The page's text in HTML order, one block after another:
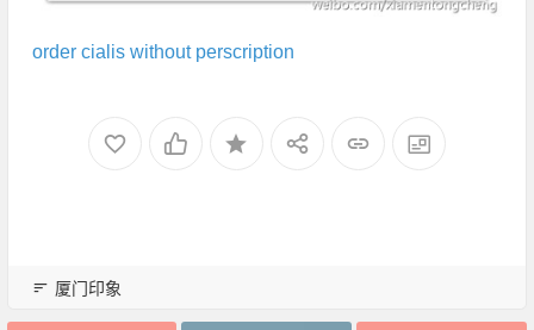
order cialis without perscription
厦门印象